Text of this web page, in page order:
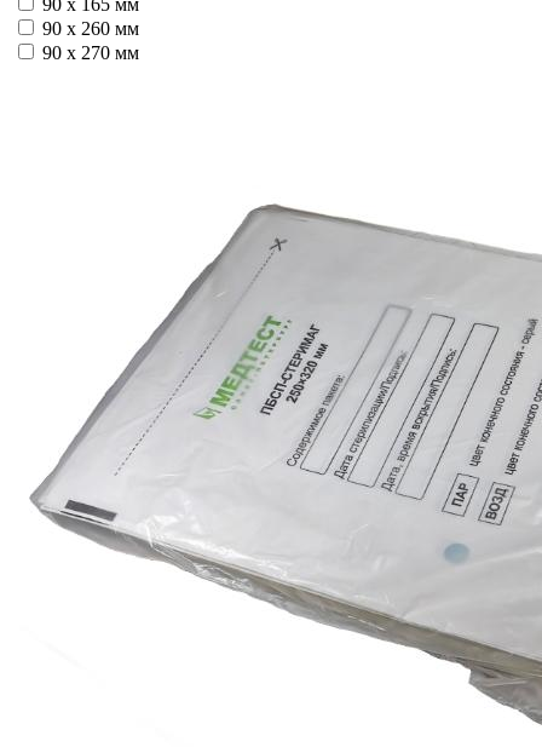
90 х 165 мм
90 х 260 мм
90 х 270 мм